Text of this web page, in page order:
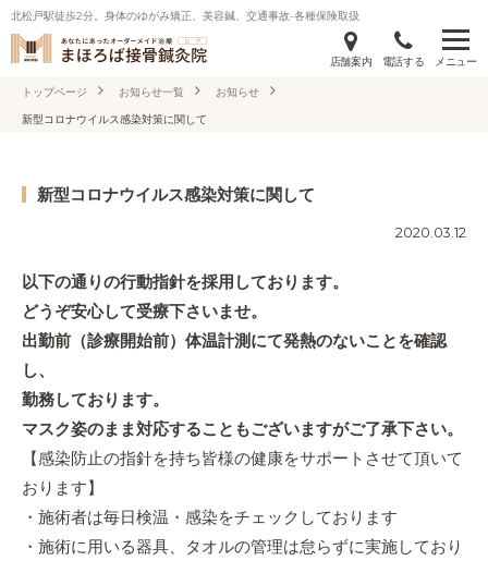
北松戸駅徒歩2分。身体のゆがみ矯正、美容鍼、交通事故-各種保険取扱
店舗案内 電話する メニュー
トップページ お知らせ一覧
お知らせ
新型コロナウイルス感染対策に関して
新型コロナウイルス感染対策に関して
2020.03.12
以下の通りの行動指針を採用しております。
どうぞ安心して受療下さいませ。
出勤前（診療開始前）体温計測にて発熱のないことを確認
し、
勤務しております。
マスク姿のまま対応することもございますがご了承下さい。
【感染防止の指針を持ち皆様の健康をサポートさせて頂いて
おります】
・施術者は毎日検温・感染をチェックしております
・施術に用いる器具、タオルの管理は怠らずに実施しており